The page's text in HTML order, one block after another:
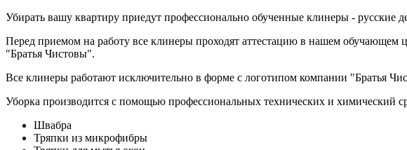
Убирать вашу квартиру приедут профессионально обученные клинеры - русские
Перед приемом на работу все клинеры проходят аттестацию в нашем обучающем
"Братья Чистовы".
Все клинеры работают исключительно в форме с логотипом компании "Братья
Уборка производится с помощью профессиональных технических и химический
Швабра
Тряпки из микрофибры